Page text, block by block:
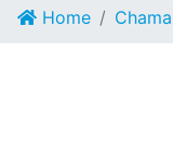
Home